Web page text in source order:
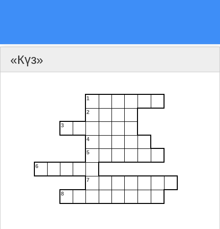
«Күз»
1
2
3
4
5
6
7
8